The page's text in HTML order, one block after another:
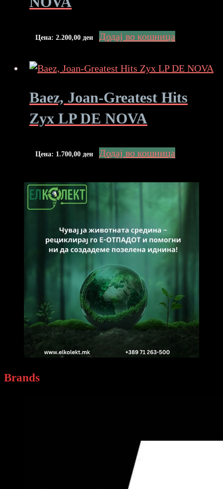
Цена: 2.200,00 ден Додај во кошница
Baez, Joan-Greatest Hits
Zyx LP DE NOVA
Цена: 1.700,00 ден Додај во кошница
Brands